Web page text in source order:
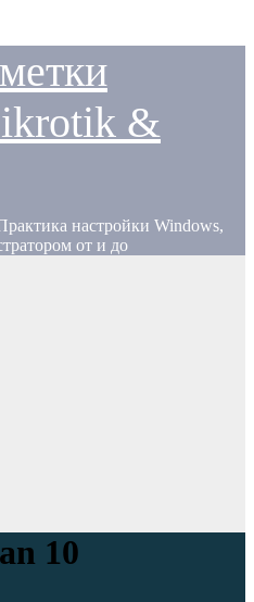
&
настройки Windows,
от и до
10